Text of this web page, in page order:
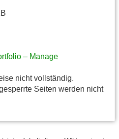
– Manage
nicht vollständig.
Seiten werden nicht